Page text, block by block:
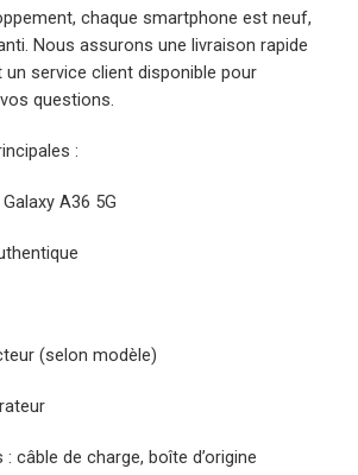
chaque smartphone est neuf,
Nous assurons une livraison rapide
un service client disponible pour
questions.
:
A36 5G
(selon modèle)
câble de charge, boîte d’origine